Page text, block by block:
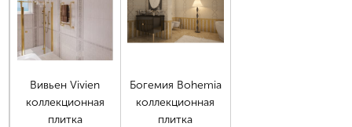
Вивьен Vivien
коллекционная
плитка
Богемия Bohemia
коллекционная
плитка